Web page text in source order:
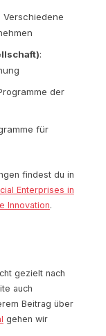
: Verschiedene
:
der
für
findest du in
Enterprises in
Innovation.
gezielt nach
auch
Beitrag über
gehen wir